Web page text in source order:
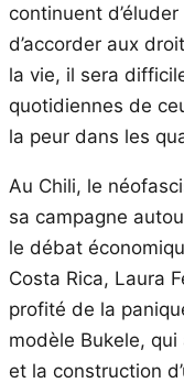
continuent
d’accorder aux
la vie, il sera
quotidiennes de
la peur dans les
Au Chili, le
sa campagne
le débat
Costa Rica, Laura
profité de la
modèle Bukele,
et la construction